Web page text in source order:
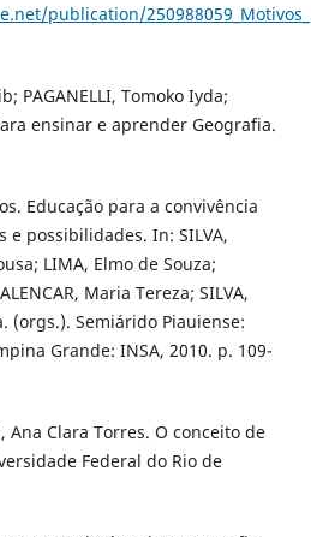
publication/
PAGANELLI, Tomoko Iyda;
ensinar e aprender Geografia.
Educação para a convivência
e possibilidades. In: SILVA,
LIMA, Elmo de Souza;
Maria Tereza; SILVA,
(orgs.). Semiárido Piauiense:
Grande: INSA, 2010. p. 109-
Ana Clara Torres. O conceito de
Federal do Rio de